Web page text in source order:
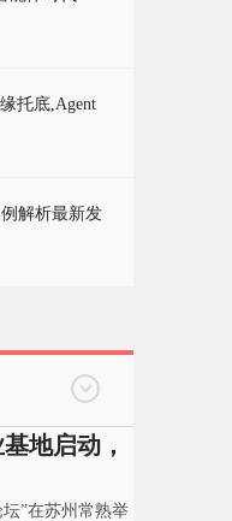
托底,Agent
解析最新发
地启动，
”在苏州常熟举